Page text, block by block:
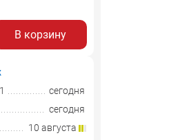
В корзину
сегодня
сегодня
10 августа